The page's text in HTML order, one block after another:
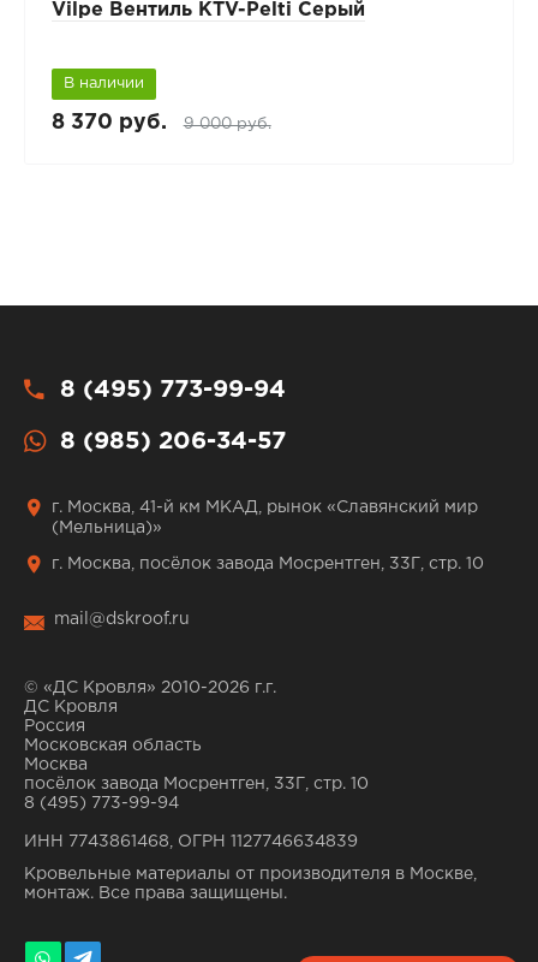
Vilpe Вентиль KTV-Pelti Серый
В наличии
8 370 руб. 9 000 руб.
8 (495) 773-99-94
8 (985) 206-34-57
г. Москва, 41-й км МКАД, рынок «Славянский мир
(Мельница)»
г. Москва, посёлок завода Мосрентген, 33Г, стр. 10
mail@dskroof.ru
© «ДС Кровля» 2010-2026 г.г.
ДС Кровля
Россия
Московская область
Москва
посёлок завода Мосрентген, 33Г, стр. 10
8 (495) 773-99-94
ИНН 7743861468, ОГРН 1127746634839
Кровельные материалы от производителя в Москве,
монтаж. Все права защищены.